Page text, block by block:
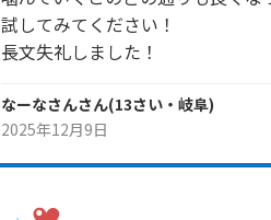
試してみてください！
長文失礼しました！
なーなさんさん(13さい・ 岐阜)
2025年12月9日